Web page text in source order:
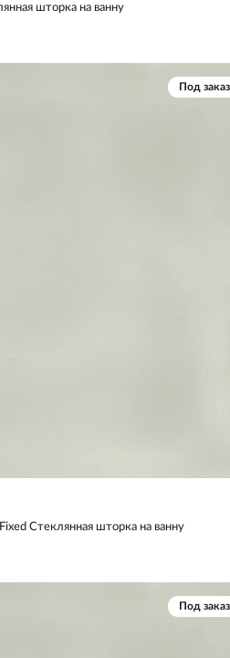
шторка на ванну
Под заказ
Стеклянная шторка на ванну
Под заказ